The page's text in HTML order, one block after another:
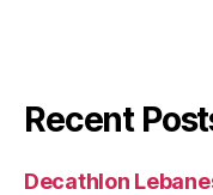
Recent
Decathlon